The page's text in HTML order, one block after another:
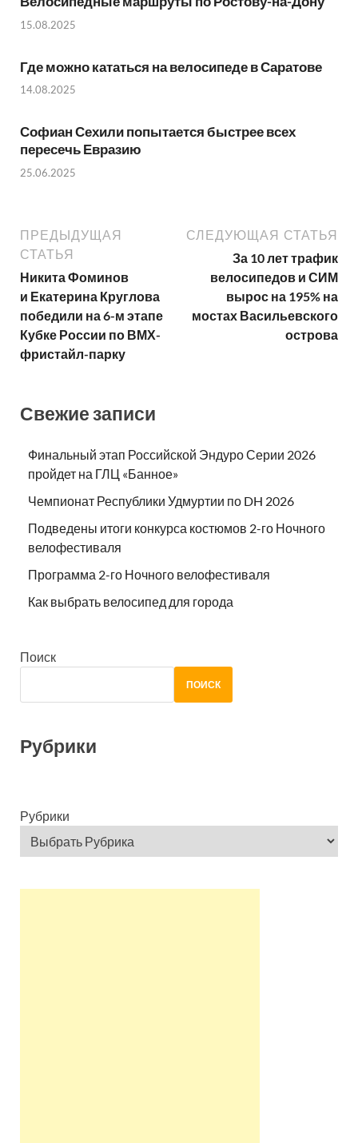
15.08.2025
Где можно кататься на велосипеде в Саратове
14.08.2025
Софиан Сехили попытается быстрее всех
пересечь Евразию
25.06.2025
ПРЕДЫДУЩАЯ
СТАТЬЯ
Никита Фоминов
и Екатерина Круглова
победили на 6-м этапе
Кубке России по ВМХ-
фристайл-парку
СЛЕДУЮЩАЯ СТАТЬЯ
За 10 лет трафик
велосипедов и СИМ
вырос на 195% на
мостах Васильевского
острова
Свежие записи
Финальный этап Российской Эндуро Серии 2026
пройдет на ГЛЦ «Банное»
Чемпионат Республики Удмуртии по DH 2026
Подведены итоги конкурса костюмов 2-го Ночного
велофестиваля
Программа 2-го Ночного велофестиваля
Как выбрать велосипед для города
Поиск
ПОИСК
Рубрики
Рубрики